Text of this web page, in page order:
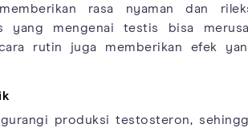
rasa nyaman dan
yang mengenai testis bisa
rutin juga memberikan efek
produksi testosteron,